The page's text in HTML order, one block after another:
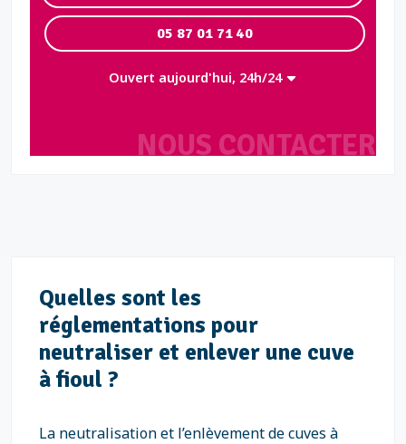
NOUS CONTACTER
05 87 01 71 40
Ouvert aujourd'hui, 24h/24
Quelles sont les
réglementations pour
neutraliser et enlever une cuve
à fioul ?
La neutralisation et l’enlèvement de cuves à